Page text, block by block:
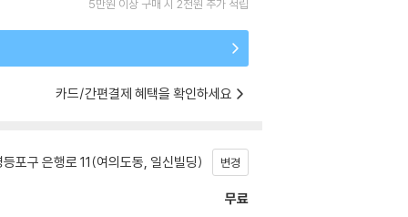
5만원 이상 구매 시 2천원 추가 적립
카드/간편결제 혜택을 확인하세요
포구 은행로 11(여의도동, 일신빌딩) 변경
무료